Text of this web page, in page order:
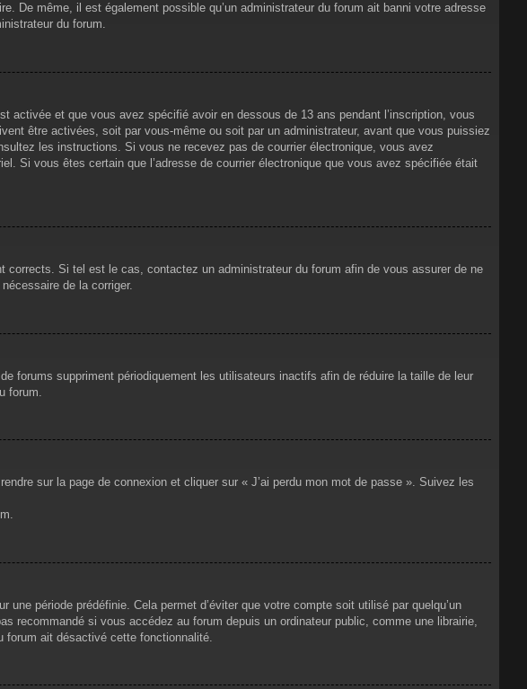
De même, il est également possible qu’un administrateur du forum ait banni votre adresse
du forum.
et que vous avez spécifié avoir en dessous de 13 ans pendant l’inscription, vous
être activées, soit par vous-même ou soit par un administrateur, avant que vous puissiez
les instructions. Si vous ne recevez pas de courrier électronique, vous avez
Si vous êtes certain que l’adresse de courrier électronique que vous avez spécifiée était
Si tel est le cas, contactez un administrateur du forum afin de vous assurer de ne
de la corriger.
forums suppriment périodiquement les utilisateurs inactifs afin de réduire la taille de leur
forum.
sur la page de connexion et cliquer sur « J’ai perdu mon mot de passe ». Suivez les
période prédéfinie. Cela permet d’éviter que votre compte soit utilisé par quelqu’un
recommandé si vous accédez au forum depuis un ordinateur public, comme une librairie,
forum ait désactivé cette fonctionnalité.